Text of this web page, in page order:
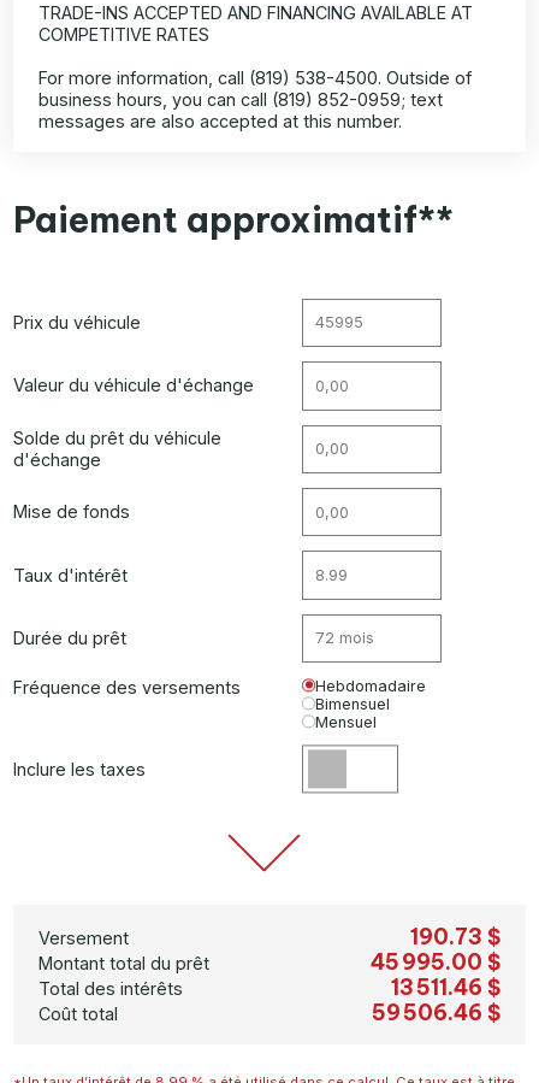
TRADE-INS ACCEPTED AND FINANCING AVAILABLE AT
COMPETITIVE RATES
For more information, call (819) 538-4500. Outside of
business hours, you can call (819) 852-0959; text
messages are also accepted at this number.
Paiement approximatif**
Prix du véhicule
Valeur du véhicule d'échange
Solde du prêt du véhicule
d'échange
Mise de fonds
Taux d'intérêt
Durée du prêt
Fréquence des versements
Hebdomadaire
Bimensuel
Mensuel
Inclure les taxes
Versement 190.73 $
Montant total du prêt 45 995.00 $
Total des intérêts 13 511.46 $
Coût total 59 506.46 $